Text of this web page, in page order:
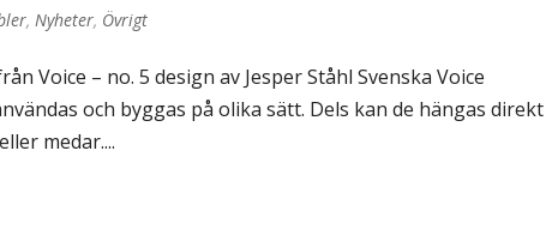
,Nyheter, Övrigt
Voice – no. 5 design av Jesper Ståhl Svenska Voice
och byggas på olika sätt. Dels kan de hängas direkt
medar....